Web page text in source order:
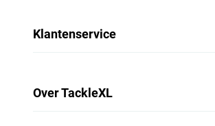
Klantenservice
Over TackleXL